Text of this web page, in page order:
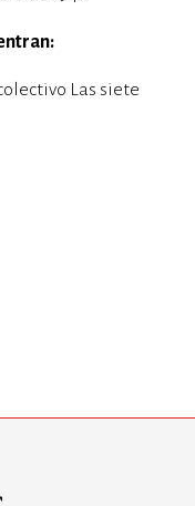
Las siete